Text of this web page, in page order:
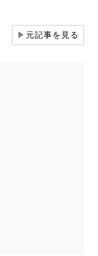
▶元記事を見る